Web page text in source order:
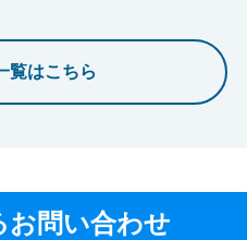
覧はこちら
お問い合わせ